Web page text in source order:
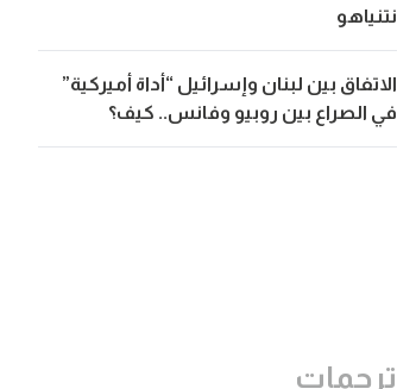
نتنياهو
الاتفاق بين لبنان وإسرائيل “أداة أميركية”
في الصراع بين روبيو وفانس.. كيف؟
ترجمات